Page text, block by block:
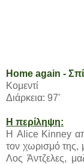
Home again -
Κομεντί
Διάρκεια: 97'
Η περίληψη:
Η Alice Kinney
τον χωρισμό της,
Λος Άντζελες,